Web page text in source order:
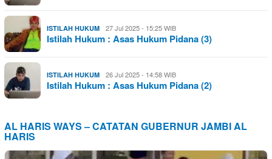
ISTILAH HUKUM 27 Jul 2025 - 15:25 WIB
Istilah Hukum : Asas Hukum Pidana (3)
ISTILAH HUKUM 26 Jul 2025 - 14:58 WIB
Istilah Hukum : Asas Hukum Pidana (2)
AL HARIS WAYS – CATATAN GUBERNUR JAMBI AL
HARIS